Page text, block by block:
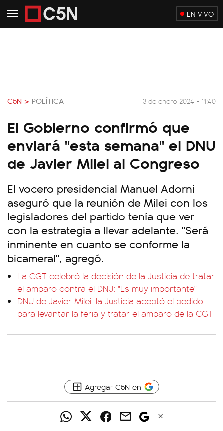
EN VIVO
C5N > POLÍTICA 3 de enero 2024 - 11:40
El Gobierno confirmó que
enviará "esta semana" el DNU
de Javier Milei al Congreso
El vocero presidencial Manuel Adorni
aseguró que la reunión de Milei con los
legisladores del partido tenía que ver
con la estrategia a llevar adelante. "Será
inminente en cuanto se conforme la
bicameral", agregó.
La CGT celebró la decisión de la Justicia de tratar
el amparo contra el DNU: "Es muy importante"
DNU de Javier Milei: la Justicia aceptó el pedido
para levantar la feria y tratar el amparo de la CGT
Agregar C5N en